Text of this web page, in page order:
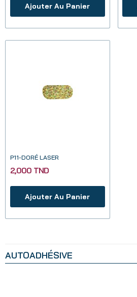
AUTOADHÉSIVE
Ajouter Au Panier
P11-DORÉ LASER
2,000 TND
Ajouter Au Panier